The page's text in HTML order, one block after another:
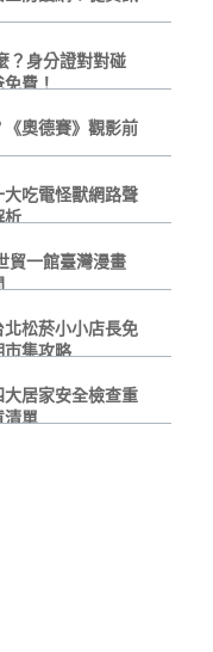
？身分證對對碰
費！
奧德賽》觀影前
吃電怪獸網路聲
析
貿一館臺灣漫畫
松菸小小店長免
市集攻略
居家安全檢查重
清單